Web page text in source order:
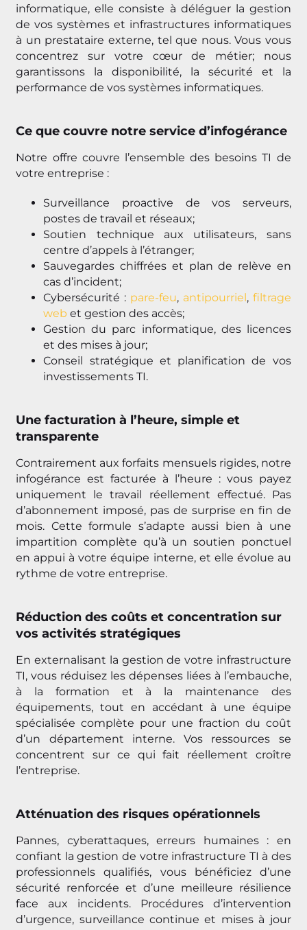
informatique, elle consiste à déléguer la gestion
de vos systèmes et infrastructures informatiques
à un prestataire externe, tel que nous. Vous vous
concentrez sur votre cœur de métier; nous
garantissons la disponibilité, la sécurité et la
performance de vos systèmes informatiques.
Ce que couvre notre service d’infogérance
Notre offre couvre l’ensemble des besoins TI de
votre entreprise :
Surveillance proactive de vos serveurs,
postes de travail et réseaux;
Soutien technique aux utilisateurs, sans
centre d’appels à l’étranger;
Sauvegardes chiffrées et plan de relève en
cas d’incident;
Cybersécurité : pare-feu, antipourriel, filtrage
web et gestion des accès;
Gestion du parc informatique, des licences
et des mises à jour;
Conseil stratégique et planification de vos
investissements TI.
Une facturation à l’heure, simple et
transparente
Contrairement aux forfaits mensuels rigides, notre
infogérance est facturée à l’heure : vous payez
uniquement le travail réellement effectué. Pas
d’abonnement imposé, pas de surprise en fin de
mois. Cette formule s’adapte aussi bien à une
impartition complète qu’à un soutien ponctuel
en appui à votre équipe interne, et elle évolue au
rythme de votre entreprise.
Réduction des coûts et concentration sur
vos activités stratégiques
En externalisant la gestion de votre infrastructure
TI, vous réduisez les dépenses liées à l’embauche,
à la formation et à la maintenance des
équipements, tout en accédant à une équipe
spécialisée complète pour une fraction du coût
d’un département interne. Vos ressources se
concentrent sur ce qui fait réellement croître
l’entreprise.
Atténuation des risques opérationnels
Pannes, cyberattaques, erreurs humaines : en
confiant la gestion de votre infrastructure TI à des
professionnels qualifiés, vous bénéficiez d’une
sécurité renforcée et d’une meilleure résilience
face aux incidents. Procédures d’intervention
d’urgence, surveillance continue et mises à jour